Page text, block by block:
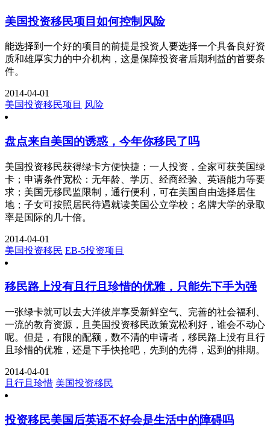
美国投资移民项目如何控制风险
能选择到一个好的项目的前提是投资人要选择一个具备良好资
质和雄厚实力的中介机构，这是保障投资者后期利益的首要条
件。
2014-04-01
美国投资移民项目 风险
盘点来自美国的诱惑，今年你移民了吗
美国投资移民获得绿卡方便快捷；一人投资，全家可获美国绿
卡；申请条件宽松：无年龄、学历、经商经验、英语能力等要
求；美国无移民监限制，通行便利，可在美国自由选择居住
地；子女可按照居民待遇就读美国公立学校；名牌大学的录取
率是国际的几十倍。
2014-04-01
美国投资移民 EB-5投资项目
移民路上没有且行且珍惜的优雅，只能先下手为强
一张绿卡就可以去大洋彼岸享受新鲜空气、完善的社会福利、
一流的教育资源，且美国投资移民政策宽松利好，谁会不动心
呢。但是，有限的配额，数不清的申请者，移民路上没有且行
且珍惜的优雅，还是下手快抢吧，先到的先得，迟到的排期。
2014-04-01
且行且珍惜 美国投资移民
投资移民美国后英语不好会是生活中的障碍吗